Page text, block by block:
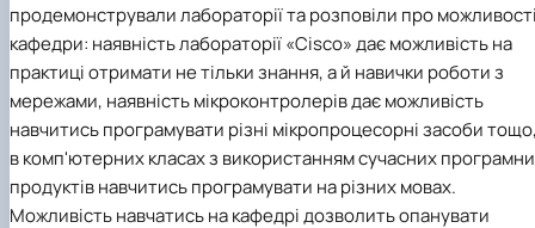
продемонстрували лабораторії та розповіли про
кафедри: наявність лабораторії «Cisco» дає можливість на
практиці отримати не тільки знання, а й навички роботи з
мережами, наявність мікроконтролерів дає можливість
навчитись програмувати різні мікропроцесорні засоби
в комп'ютерних класах з використанням сучасних
продуктів навчитись програмувати на різних мовах.
Можливість навчатись на кафедрі дозволить опанувати